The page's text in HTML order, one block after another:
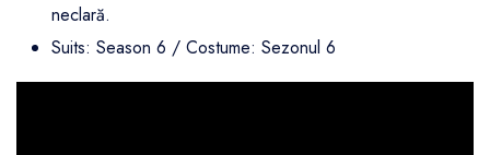
neclară.
Suits: Season 6 / Costume: Sezonul 6